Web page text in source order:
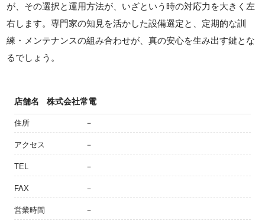
が、その選択と運用方法が、いざという時の対応力を大きく左
右します。専門家の知見を活かした設備選定と、定期的な訓
練・メンテナンスの組み合わせが、真の安心を生み出す鍵とな
るでしょう。
店舗名 株式会社常電
住所 －
アクセス －
TEL －
FAX －
営業時間 －